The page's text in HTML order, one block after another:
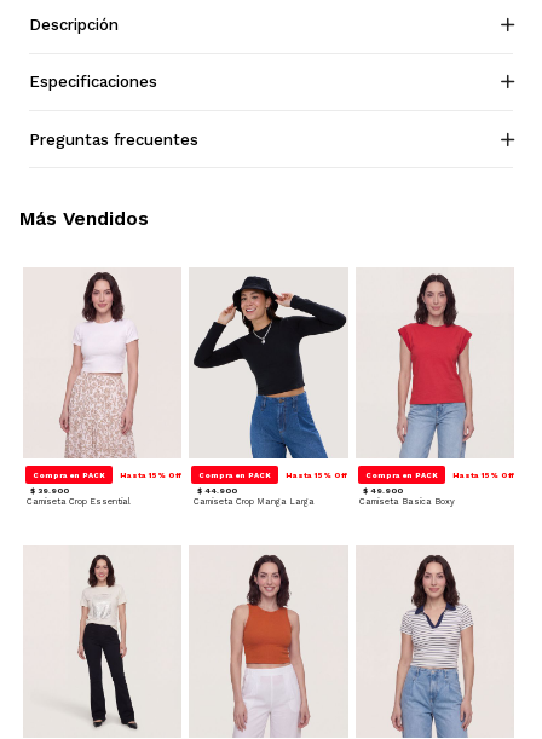
Descripción
Especificaciones
Preguntas frecuentes
Compra en PACK Hasta 15% Off
$ 39.900
Camiseta Crop Essential
Compra en PACK Hasta 15% Off
$ 44.900
Camiseta Crop Manga Larga
Compra en PACK Hasta 15% Off
$ 49.900
Camiseta Basica Boxy
Más Vendidos